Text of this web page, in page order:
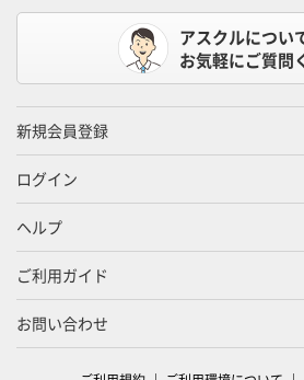
アスクルについ
お気軽にご質問
新規会員登録
ログイン
ヘルプ
ご利用ガイド
お問い合わせ